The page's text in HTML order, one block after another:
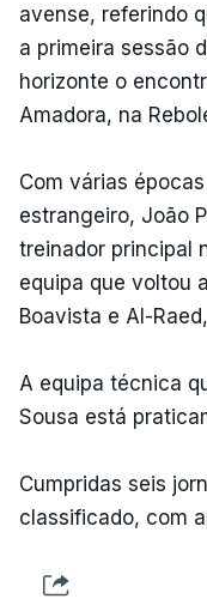
avense, referindo
a primeira sessão
horizonte o
Amadora, na
Com várias
estrangeiro, João
treinador principal
equipa que voltou
Boavista e Al-
A equipa técnica
Sousa está
Cumpridas seis
classificado, com